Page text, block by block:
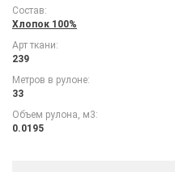
Состав:
Хлопок 100%
Арт ткани:
239
Метров в рулоне:
33
Объем рулона, м3:
0.0195